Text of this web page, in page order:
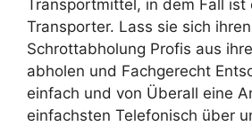
Transportmittel, in dem Fall ist
Transporter. Lass sie sich
Schrottabholung Profis aus
abholen und Fachgerecht
einfach und von Überall eine
einfachsten Telefonisch über